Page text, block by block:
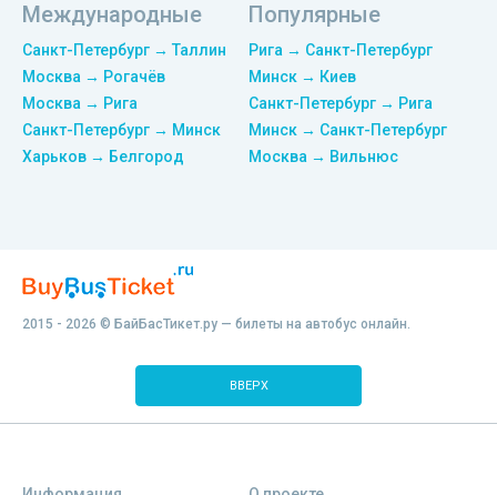
Международные
Санкт-Петербург → Таллин
Москва → Рогачёв
Москва → Рига
Санкт-Петербург → Минск
Харьков → Белгород
Популярные
Рига → Санкт-Петербург
Минск → Киев
Санкт-Петербург → Рига
Минск → Санкт-Петербург
Москва → Вильнюс
2015 - 2026 © БайБасТикет.ру — билеты на автобус онлайн.
ВВЕРХ